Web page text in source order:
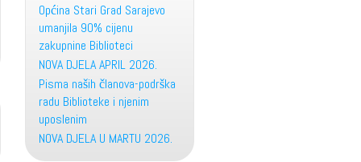
Općina Stari Grad Sarajevo
umanjila 90% cijenu
zakupnine Biblioteci
NOVA DJELA APRIL 2026.
Pisma naših članova-podrška
radu Biblioteke i njenim
uposlenim
NOVA DJELA U MARTU 2026.